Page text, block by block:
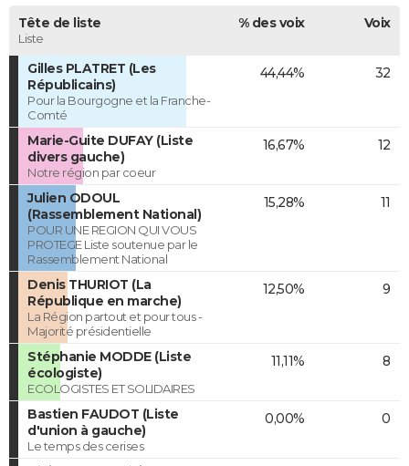
Tête de liste
Liste
% des voix Voix
Gilles PLATRET (Les
Républicains)
Pour la Bourgogne et la Franche-
Comté
44,44% 32
Marie-Guite DUFAY (Liste
divers gauche)
Notre région par coeur
16,67% 12
Julien ODOUL
(Rassemblement National)
POUR UNE REGION QUI VOUS
PROTEGE Liste soutenue par le
Rassemblement National
15,28% 11
Denis THURIOT (La
République en marche)
La Région partout et pour tous -
Majorité présidentielle
12,50% 9
Stéphanie MODDE (Liste
écologiste)
ECOLOGISTES ET SOLIDAIRES
11,11% 8
Bastien FAUDOT (Liste
d'union à gauche)
Le temps des cerises
0,00% 0